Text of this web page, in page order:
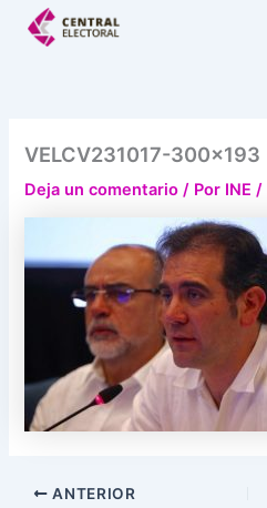
VELCV231017-300×193
Deja un comentario / Por INE/
ANTERIOR